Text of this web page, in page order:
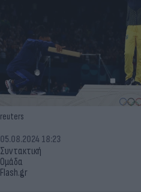
reuters
Συντακτική
Ομάδα
Flash.gr
05.08.2024 18:23